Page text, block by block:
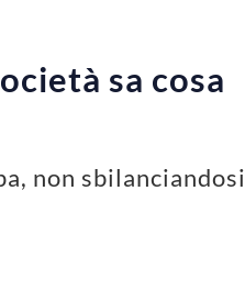
sa cosa
non sbilanciandosi